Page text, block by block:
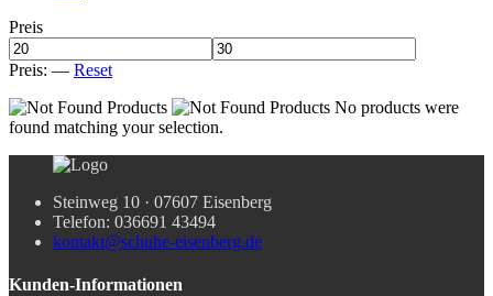
Preis
Preis: — Reset
No products were
found matching your selection.
Steinweg 10 · 07607 Eisenberg
Telefon: 036691 43494
kontakt@schuhe-eisenberg.de
Kunden-Informationen